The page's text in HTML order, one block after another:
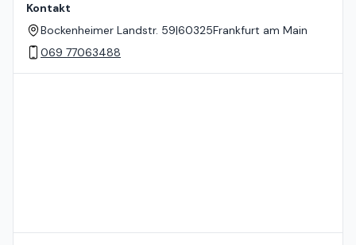
Kontakt
Bockenheimer Landstr. 59|60325Frankfurt am Main
069 77063488